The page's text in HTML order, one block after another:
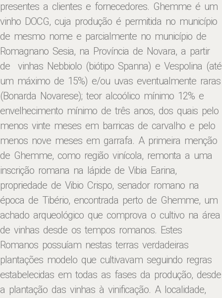
presentes a clientes e fornecedores. Ghemme é um
vinho DOCG, cuja produção é permitida no município
de mesmo nome e parcialmente no município de
Romagnano Sesia, na Província de Novara, a partir
de vinhas Nebbiolo (biótipo Spanna) e Vespolina (até
um máximo de 15%) e/ou uvas eventualmente raras
(Bonarda Novarese); teor alcoólico mínimo 12% e
envelhecimento mínimo de três anos, dos quais pelo
menos vinte meses em barricas de carvalho e pelo
menos nove meses em garrafa. A primeira menção
de Ghemme, como região vinícola, remonta a uma
inscrição romana na lápide de Vibia Earina,
propriedade de Vibio Crispo, senador romano na
época de Tibério, encontrada perto de Ghemme, um
achado arqueológico que comprova o cultivo na área
de vinhas desde os tempos romanos. Estes
Romanos possuíam nestas terras verdadeiras
plantações modelo que cultivavam seguindo regras
estabelecidas em todas as fases da produção, desde
a plantação das vinhas à vinificação. A localidade,